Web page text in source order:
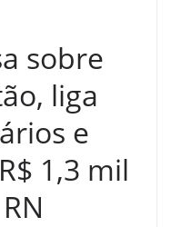
sobre
liga
e
1,3 mil